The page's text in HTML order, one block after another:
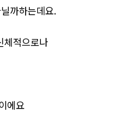
까하는데요.
체적으로나
에요